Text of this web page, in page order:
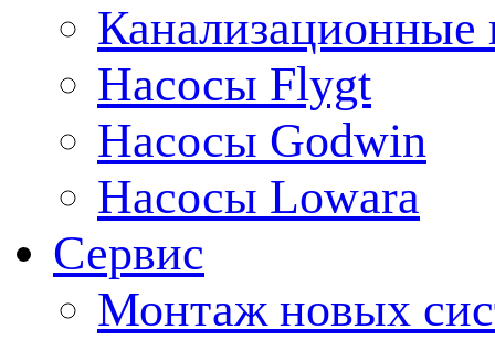
Канализационные
Насосы Flygt
Насосы Godwin
Насосы Lowara
Сервис
Монтаж новых